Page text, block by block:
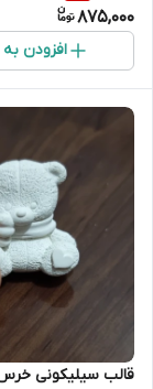
875,000
افزودن
قالب سیلیکونی